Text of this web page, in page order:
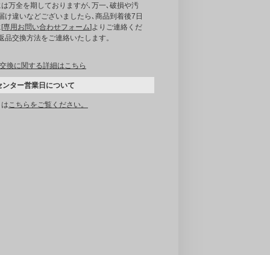
万全を期しておりますが､万一､破損や汚
け違いなどございましたら､商品到着後7日
専用お問い合わせフォーム]よりご連絡くだ
品交換方法をご連絡いたします。
換に関する詳細はこちら
ンター営業日について
こちらをご覧ください。